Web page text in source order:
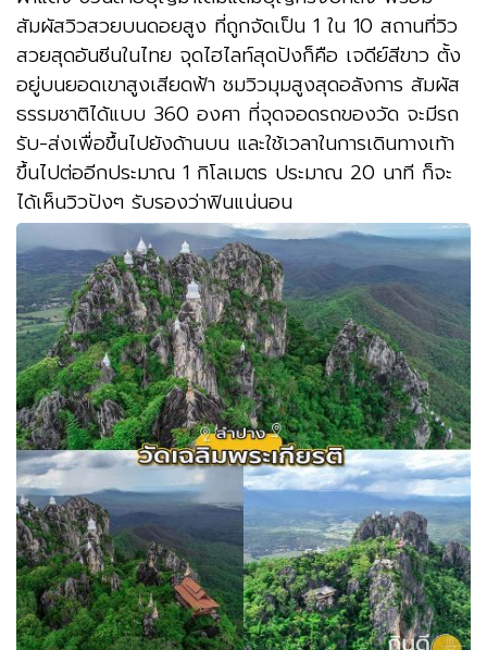
สัมผัสวิวสวยบนดอยสูง ที่ถูกจัดเป็น 1 ใน 10 สถานที่วิว
สวยสุดอันซีนในไทย จุดไฮไลท์สุดปังก็คือ เจดีย์สีขาว ตั้ง
อยู่บนยอดเขาสูงเสียดฟ้า ชมวิวมุมสูงสุดอลังการ สัมผัส
ธรรมชาติได้แบบ 360 องศา ที่จุดจอดรถของวัด จะมีรถ
รับ-ส่งเพื่อขึ้นไปยังด้านบน และใช้เวลาในการเดินทางเท้า
ขึ้นไปต่ออีกประมาณ 1 กิโลเมตร ประมาณ 20 นาที ก็จะ
ได้เห็นวิวปังๆ รับรองว่าฟินแน่นอน